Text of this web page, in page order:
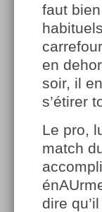
faut
en
soir, il
s’étirer
Le pro,
match
dire